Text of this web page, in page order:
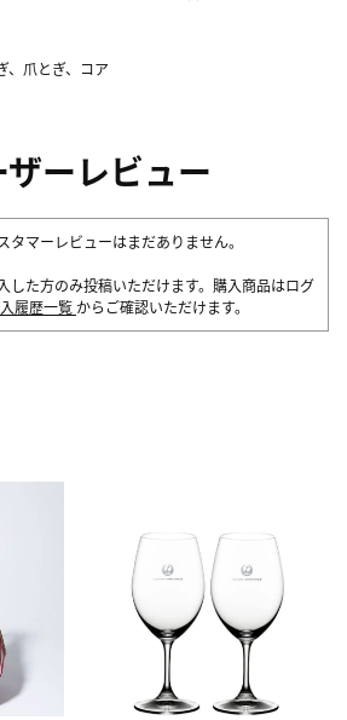
、爪とぎ、コア
ザーレビュー
タマーレビューはまだありません。
した方のみ投稿いただけます。購入商品はログ
履歴一覧 からご確認いただけます。